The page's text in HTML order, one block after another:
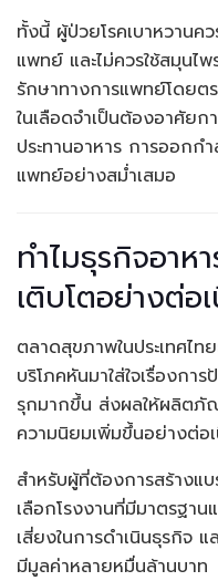
ทั้งนี้ ผู้ป่วยโรคเบาหวานค
แพทย์ และไม่ควรใช้สมุนไ
รักษาทางการแพทย์โดยต
ในเลือดจำเป็นต้องอาศัย
ประทานอาหาร การออกก
แพทย์อย่างสม่ำเสมอ
ทำไมธุรกิจอาห
เติบโตอย่างต่อ
ตลาดสุขภาพในประเทศไ
บริโภคหันมาใส่ใจเรื่องกา
รุกมากขึ้น ส่งผลให้ผลิตภั
ความนิยมเพิ่มขึ้นอย่างต่อ
สำหรับผู้ที่ต้องการสร้างแ
เลือกโรงงานที่มีมาตรฐา
เสี่ยงในการดำเนินธุรกิจ
มีมูลค่าหลายหมื่นล้านบาท